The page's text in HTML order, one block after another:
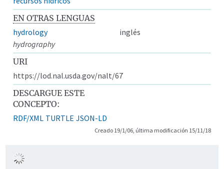
EN OTRAS LENGUAS
hydrology
inglés
hydrography
URI
https://lod.nal.usda.gov/nalt/67
DESCARGUE ESTE
CONCEPTO:
RDF/XML TURTLE JSON-LD
Creado 19/1/06, última modificación 15/11/18